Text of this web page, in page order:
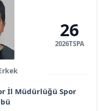
İl Müdürlüğü Spor
26
2026TSPA